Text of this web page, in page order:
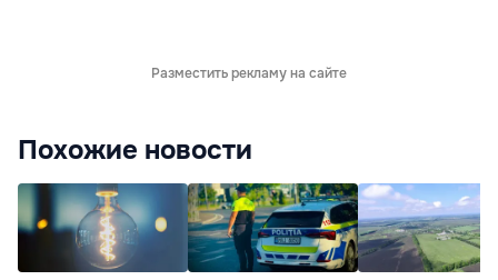
Разместить рекламу на сайте
Похожие новости